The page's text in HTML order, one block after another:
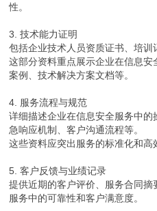
性。
3. 技术能力证明
包括企业技术人员资质证书、培训
这部分资料重点展示企业在信息
案例、技术解决方案文档等。
4. 服务流程与规范
详细描述企业在信息安全服务中
急响应机制、客户沟通流程等。
这些资料应突出服务的标准化和高
5. 客户反馈与业绩记录
提供近期的客户评价、服务合同
服务中的可靠性和客户满意度。